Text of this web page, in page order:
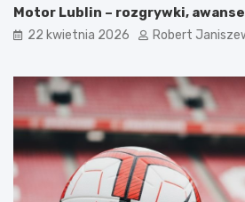
Motor Lublin – rozgrywki,
22 kwietnia 2026 Robert